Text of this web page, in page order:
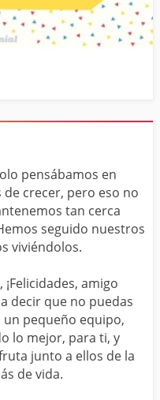
pensábamos en
crecer, pero eso no
tan cerca
seguido nuestros
viviéndolos.
amigo
decir que no puedas
un pequeño equipo,
lo mejor, para ti, y
junto a ellos de la
de vida.